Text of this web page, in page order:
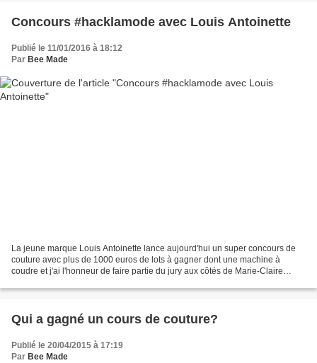
Concours #hacklamode avec Louis Antoinette
Publié le 11/01/2016 à 18:12
Par Bee Made
La jeune marque Louis Antoinette lance aujourd'hui un super concours de
couture avec plus de 1000 euros de lots à gagner dont une machine à
coudre et j'ai l'honneur de faire partie du jury aux côtés de Marie-Claire
Qui a gagné un cours de couture?
Publié le 20/04/2015 à 17:19
Par Bee Made